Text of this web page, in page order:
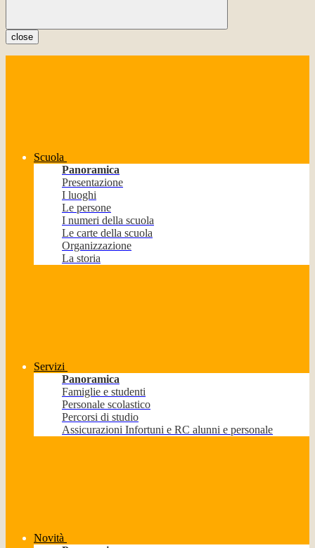
close
Scuola
Panoramica
Presentazione
I luoghi
Le persone
I numeri della scuola
Le carte della scuola
Organizzazione
La storia
Servizi
Panoramica
Famiglie e studenti
Personale scolastico
Percorsi di studio
Assicurazioni Infortuni e RC alunni e personale
Novità